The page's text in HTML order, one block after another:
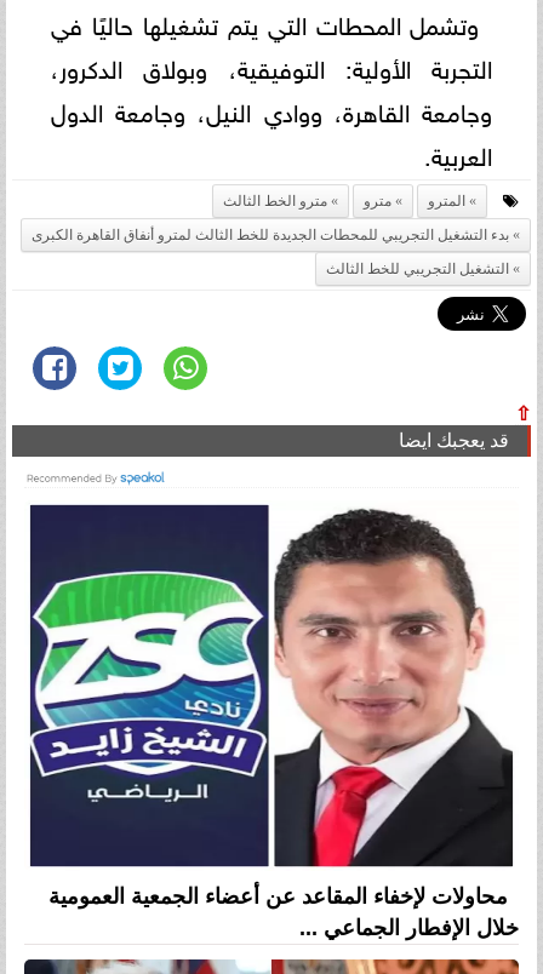
وتشمل المحطات التي يتم تشغيلها حاليًا في
التجربة الأولية: التوفيقية، وبولاق الدكرور،
وجامعة القاهرة، ووادي النيل، وجامعة الدول
العربية.
المترو مترو
مترو الخط الثالث
بدء التشغيل التجريبي للمحطات الجديدة للخط الثالث لمترو أنفاق القاهرة الكبرى
التشغيل التجريبي للخط الثالث
⇧
قد يعجبك ايضا
محاولات لإخفاء المقاعد عن أعضاء الجمعية العمومية
خلال الإفطار الجماعي ...